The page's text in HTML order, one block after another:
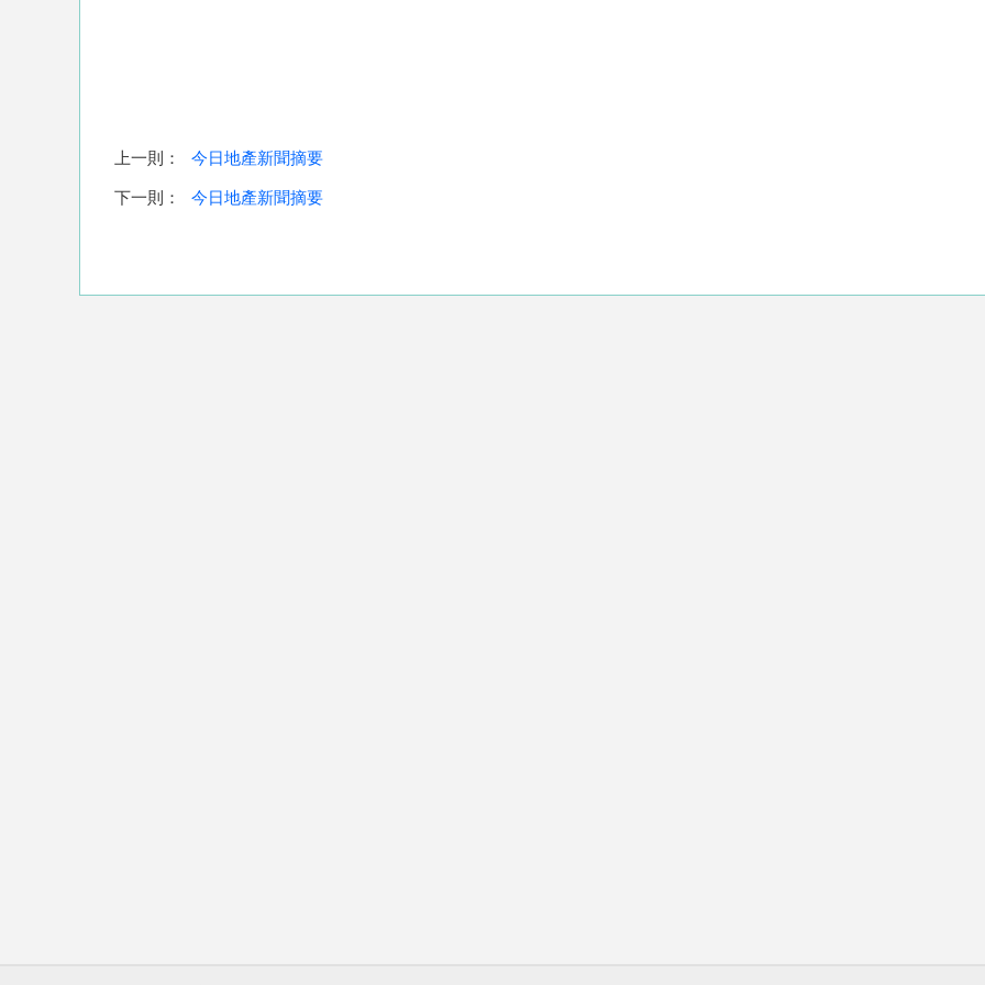
上一則： 今日地產新聞摘要
下一則： 今日地產新聞摘要